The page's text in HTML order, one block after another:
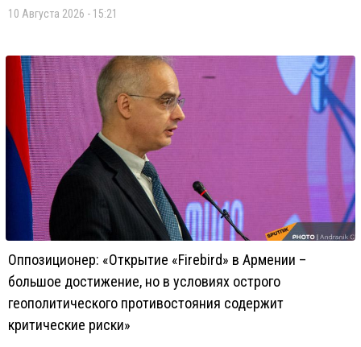
10 Августа 2026 - 15:21
Оппозиционер: «Открытие «Firebird» в Армении –
большое достижение, но в условиях острого
геополитического противостояния содержит
критические риски»